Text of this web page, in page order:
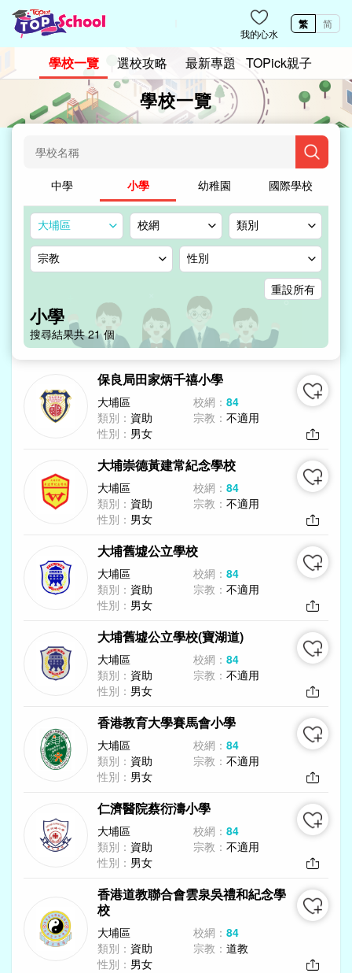
學校一覽
中學 小學 幼稚園 國際學校
大埔區 校網 類別
宗教 性別
重設所有
小學
搜尋結果共 21 個
保良局田家炳千禧小學
大埔區 校網： 84
類別： 資助 宗教： 不適用
性別： 男女
大埔崇德黃建常紀念學校
大埔區 校網： 84
類別： 資助 宗教： 不適用
性別： 男女
大埔舊墟公立學校
大埔區 校網： 84
類別： 資助 宗教： 不適用
性別： 男女
大埔舊墟公立學校(寶湖道)
大埔區 校網： 84
類別： 資助 宗教： 不適用
性別： 男女
香港教育大學賽馬會小學
大埔區 校網： 84
類別： 資助 宗教： 不適用
性別： 男女
仁濟醫院蔡衍濤小學
大埔區 校網： 84
類別： 資助 宗教： 不適用
性別： 男女
香港道教聯合會雲泉吳禮和紀念學
校
大埔區 校網： 84
類別： 資助 宗教： 道教
性別： 男女
我的心水
繁 简
學校一覽 選校攻略 最新專題 TOPick親子
TOPSchool｜學校一覽｜香港經濟日報 hket.com